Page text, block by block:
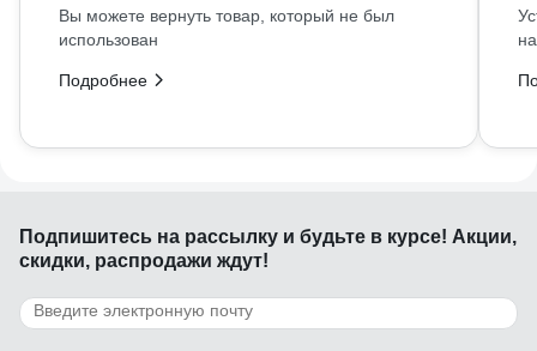
Вы можете вернуть товар, который не был
использован
Подробнее
Подпишитесь на рассылку и будьте в курсе! Акции,
скидки, распродажи ждут!